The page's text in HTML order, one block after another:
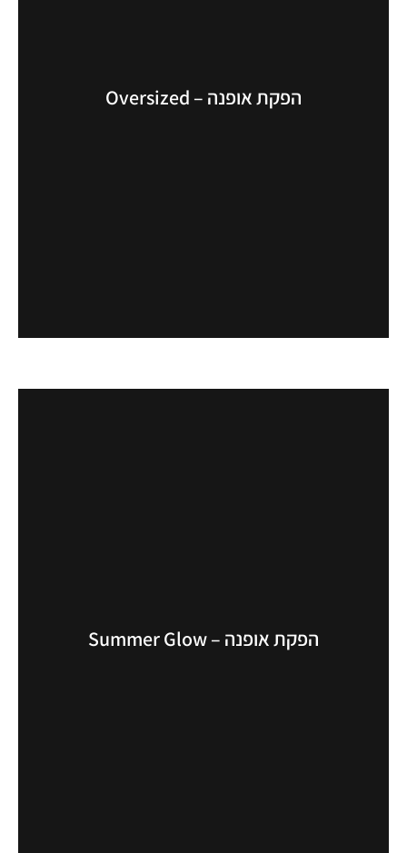
הפקת אופנה – Oversized
הפקת אופנה – Summer Glow